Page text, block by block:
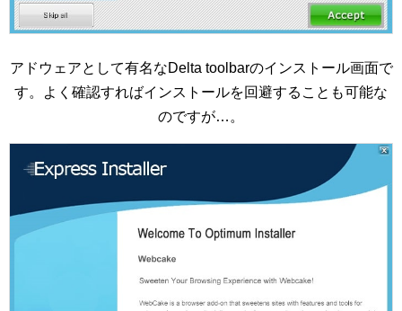
アドウェアとして有名なDelta toolbarのインストール画面で
す。よく確認すればインストールを回避することも可能な
のですが…。